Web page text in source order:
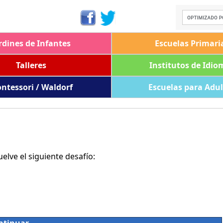
de Infantes Escuelas
Talleres
Institutos de
/ Waldorf
Escuelas para
el siguiente desafío: